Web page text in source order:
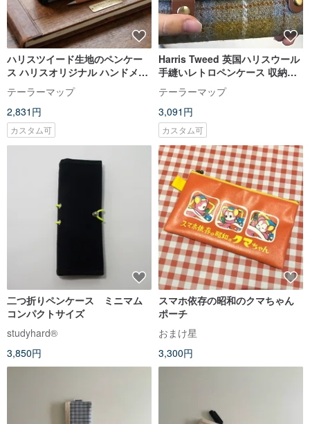
ハリスツイード生地のペンケー
ス ハリスオリジナル ハンドメイ
ド 大容量 シンプルな文具ポーチ
テーラーマップ
2,831円
カスタム可
Harris Tweed 英国ハリスウール
手縫いレトロペンケース 収納ポ
ーチ 文具ケース
テーラーマップ
3,091円
カスタム可
二つ折りペンケース ミニマム
コンパクトサイズ
studyhard®︎
3,850円
スマホ依存の昭和のクマちゃん
ポーチ
おまけ星
3,300円